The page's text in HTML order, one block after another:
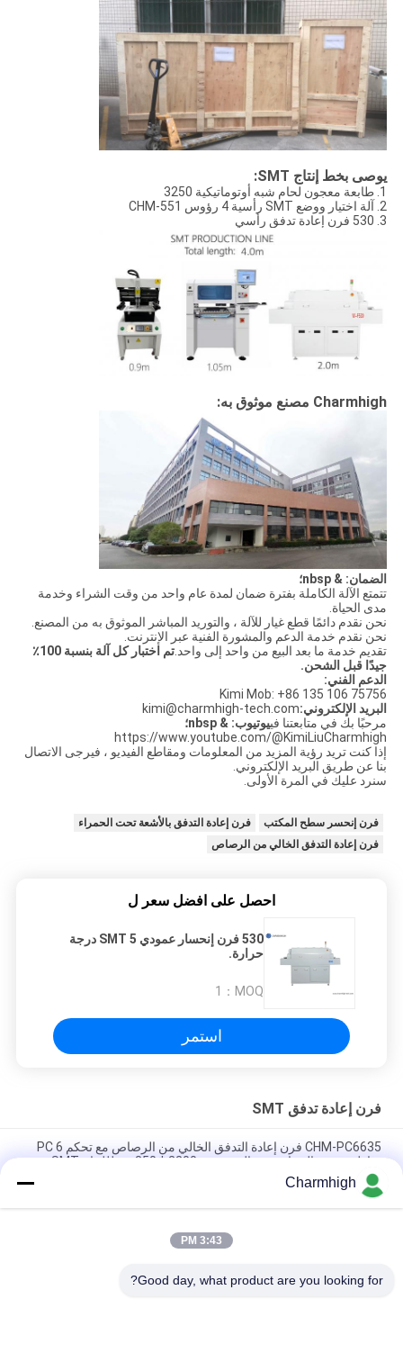
يوصى بخط إنتاج SMT:
1. طابعة معجون لحام شبه أوتوماتيكية 3250
2. آلة اختيار ووضع SMT رأسية 4 رؤوس CHM-551
3. 530 فرن إعادة تدفق رأسي
Charmhigh مصنع موثوق به:
الضمان: & nbsp؛
تتمتع الآلة الكاملة بفترة ضمان لمدة عام واحد من وقت الشراء وخدمة
مدى الحياة.
نحن نقدم دائمًا قطع غيار للآلة ، والتوريد المباشر الموثوق به من المصنع.
نحن نقدم خدمة الدعم والمشورة الفنية عبر الإنترنت.
تقديم خدمة ما بعد البيع من واحد إلى واحد.
تم اختبار كل آلة بنسبة 100٪
جيدًا قبل الشحن.
الدعم الفني:
Kimi Mob: +86 135 106 75756
البريد الإلكتروني:kimi@charmhigh-tech.com
مرحبًا بك في متابعتنا فييوتيوب: & nbsp؛
https://www.youtube.com/@KimiLiuCharmhigh
إذا كنت تريد رؤية المزيد من المعلومات ومقاطع الفيديو ، فيرجى الاتصال
بنا عن طريق البريد الإلكتروني.
سنرد عليك في المرة الأولى.
فرن إنحسر سطح المكتب
فرن إعادة التدفق بالأشعة تحت الحمراء
فرن إعادة التدفق الخالي من الرصاص
احصل على افضل سعر ل
530 فرن إنحسار عمودي SMT 5 درجة
حرارة.
MOQ：
1
استمر
فرن إعادة تدفق SMT
CHM-PC6635 فرن إعادة التدفق الخالي من الرصاص مع تحكم PC 6
مناطق درجة الحرارة ومجال تسخين 2200 * 350 مم لللحام SMT
300mm آلة لحام الهواء الساخن
Charmhigh
3:43 PM
Good day, what product are you looking for?